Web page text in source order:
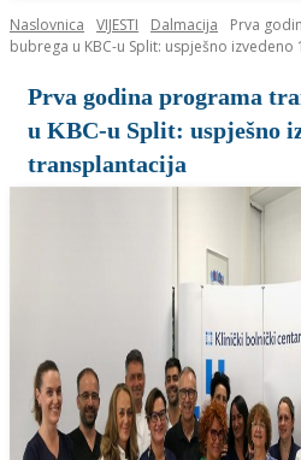
Naslovnica VIJESTI Dalmacija
Prva
bubrega u KBC-u Split: uspješno izvedeno
Prva godina programa
u KBC-u Split: uspješno
transplantacija